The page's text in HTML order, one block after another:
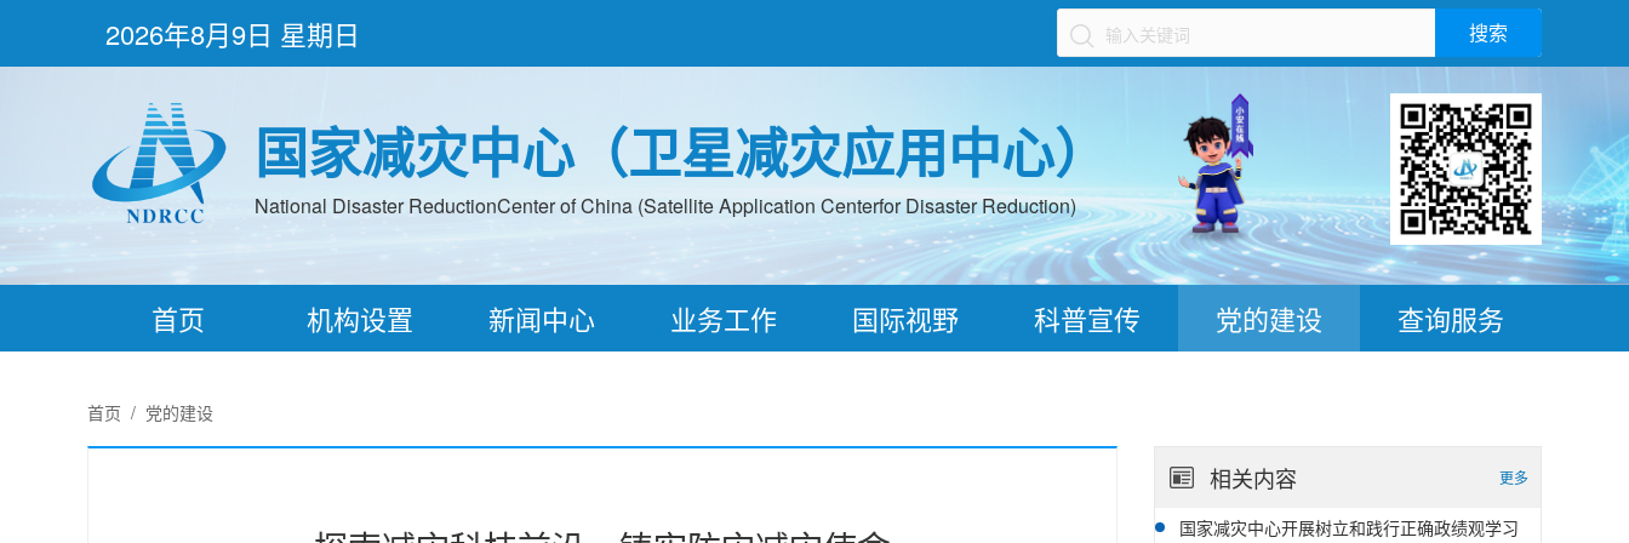
2026年8月9日 星期日 搜索
国家减灾中心（卫星减灾应用中心）
National Disaster ReductionCenter of China (Satellite Application Centerfor Disaster Reduction)
首页 机构设置 新闻中心 业务工作 国际视野 科普宣传 党的建设 查询服务
首页 / 党的建设
相关内容 更多
国家减灾中心开展树立和践行正确政绩观学习